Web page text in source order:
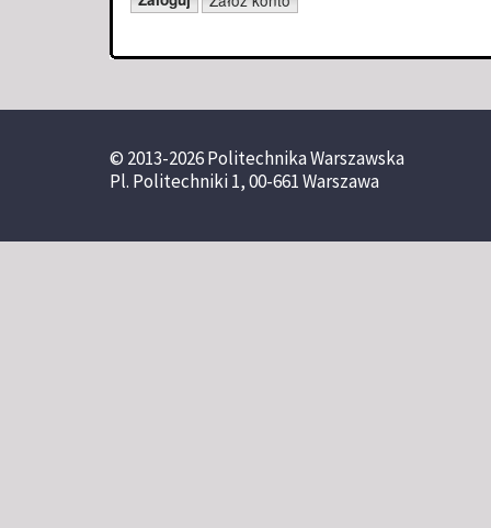
© 2013-2026 Politechnika Warszawska
Pl. Politechniki 1, 00-661 Warszawa